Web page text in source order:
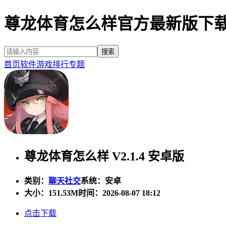
尊龙体育怎么样官方最新版下
首页软件游戏排行专题
尊龙体育怎么样 V2.1.4 安卓版
类别： 聊天社交系统：安卓
大小： 151.53M时间：2026-08-07 18:12
点击下载